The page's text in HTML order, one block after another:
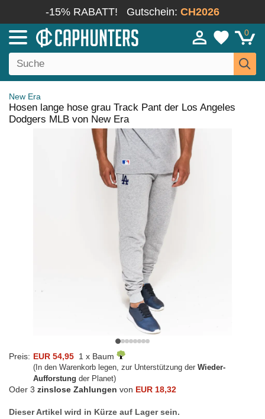
-15% RABATT! Gutschein: CH2026
0
New Era
Hosen lange hose grau Track Pant der Los Angeles
Dodgers MLB von New Era
Preis: EUR 54,95 1 x Baum
(In den Warenkorb legen, zur Unterstützung der Wieder-
Aufforstung der Planet)
Oder 3 zinslose Zahlungen von EUR 18,32
Dieser Artikel wird in Kürze auf Lager sein.